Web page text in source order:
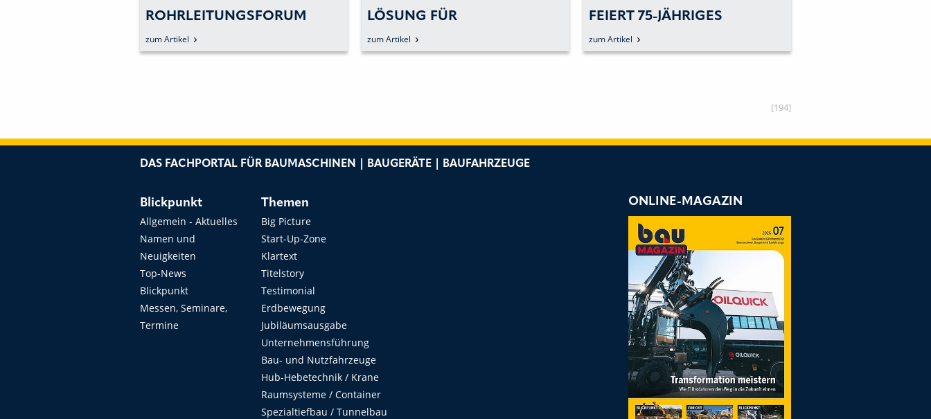
ROHRLEITUNGSFORUM
zum Artikel
LÖSUNG FÜR
KANALSCHLUSSBOHRUNGEN
zum Artikel
FEIERT 75-JÄHRIGES
JUBILÄUM
zum Artikel
[194]
DAS FACHPORTAL FÜR BAUMASCHINEN | BAUGERÄTE | BAUFAHRZEUGE
Blickpunkt
Allgemein - Aktuelles
Namen und
Neuigkeiten
Top-News
Blickpunkt
Messen, Seminare,
Termine
Themen
Big Picture
Start-Up-Zone
Klartext
Titelstory
Testimonial
Erdbewegung
Jubiläumsausgabe
Unternehmensführung
Bau- und Nutzfahrzeuge
Hub-Hebetechnik / Krane
Raumsysteme / Container
Spezialtiefbau / Tunnelbau
ONLINE-MAGAZIN